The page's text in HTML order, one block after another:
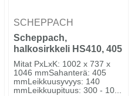
SCHEPPACH
Scheppach,
halkosirkkeli HS410, 405
mm, 2,2kW
Mitat PxLxK: 1002 x 737 x
1046 mmSahanterä: 405
mmLeikkuusyvyys: 140
mmLeikkuupituus: 300 - 10...